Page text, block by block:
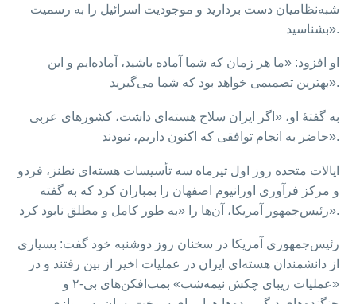
شبه‌نظامیان دست بردارید و موجودیت اسرائیل را به رسمیت
بشناسید».
او افزود: «ما هر زمان که شما آماده باشید، آماده‌ایم و این
بهترین تصمیمی خواهد بود که شما می‌گیرید».
به گفتهٔ او، «اگر ایران سلاح هسته‌ای داشت، کشورهای عربی
حاضر به انجام توافقی که اکنون داریم، نبودند».
ایالات متحده روز اول تیرماه سه تأسیسات هسته‌ای نطنز، فردو
و مرکز فرآوری اورانیوم اصفهان را بمباران کرد که به گفته
رئیس‌جمهور آمریکا، آن‌ها را «به طور کامل و مطلق نابود کرد».
رئیس‌جمهوری آمریکا در سخنان روز دوشنبه خود گفت: بسیاری
از دانشمندان هسته‌ای ایران در عملیات اخیر از بین رفتند و در
«عملیات زیبای چکش نیمه‌شب» بمب‌افکن‌های بی‌-۲ و